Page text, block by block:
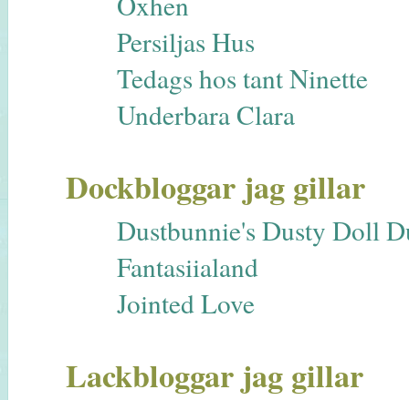
Persiljas Hus
Tedags hos tant Ninette
Underbara Clara
Dockbloggar jag gillar
Dustbunnie's Dusty Doll
Fantasiialand
Jointed Love
Lackbloggar jag gillar